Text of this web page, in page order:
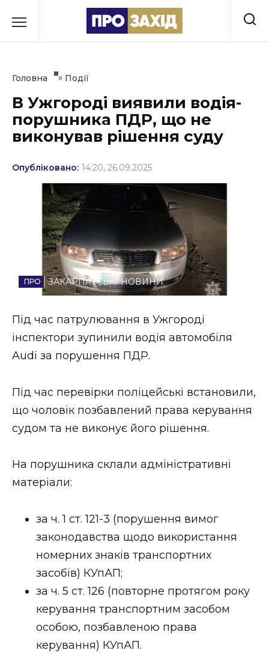
до
Культура
Освіта
Події
Політика
Соціум
Спорт
Стиль життя
Втрачений Ужгород (відеоверсія)
ЗАКАРПАТСЬКІ НОВИНИ
ВІДЕО
Головна » Події
В Ужгороді виявили водія-
порушника ПДР, що не
виконував рішення суду
Опубліковано: 14:20, 26.09.2025
ЗАКАРПАТСЬКІ НОВИНИ
Під час патрулювання в Ужгороді
інспектори зупинили водія автомобіля
Audi за порушення ПДР.
Під час перевірки поліцейські встановили,
що чоловік позбавлений права керування
судом та не виконує його рішення.
На порушника склали адміністративні
матеріали:
за ч. 1 ст. 121-3 (порушення вимог
законодавства щодо використання
номерних знаків транспортних
засобів) КУпАП;
за ч. 5 ст. 126 (повторне протягом року
керування транспортним засобом
особою, позбавленою права
керування) КУпАП.